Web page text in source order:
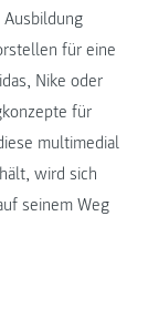
für eine
Nike oder
für
multimedial
wird sich
seinem Weg